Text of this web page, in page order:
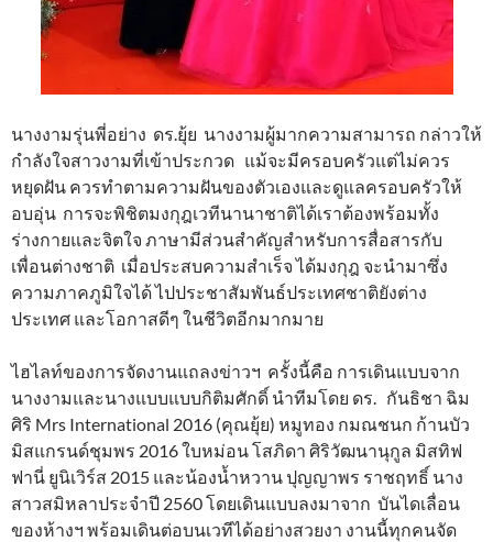
นางงามรุ่นพี่อย่าง ดร.ยุ้ย นางงามผู้มากความสามารถ กล่าวให้
กำลังใจสาวงามที่เข้าประกวด แม้จะมีครอบครัวแต่ไม่ควร
หยุดฝัน ควรทำตามความฝันของตัวเองและดูแลครอบครัวให้
อบอุ่น การจะพิชิตมงกุฎเวทีนานาชาติได้เราต้องพร้อมทั้ง
ร่างกายและจิตใจ ภาษามีส่วนสำคัญสำหรับการสื่อสารกับ
เพื่อนต่างชาติ เมื่อประสบความสำเร็จ ได้มงกุฎ จะนำมาซึ่ง
ความภาคภูมิใจได้ ไปประชาสัมพันธ์ประเทศชาติยังต่าง
ประเทศ และโอกาสดีๆ ในชีวิตอีกมากมาย
ไฮไลท์ของการจัดงานแถลงข่าวฯ ครั้งนี้คือ การเดินแบบจาก
นางงามและนางแบบแบบกิติมศักดิ์ นำทีมโดย ดร. กันธิชา ฉิม
ศิริ Mrs International 2016 (คุณยุ้ย) หมูทอง กมณชนก ก้านบัว
มิสแกรนด์ชุมพร 2016 ใบหม่อน โสภิดา ศิริวัฒนานุกูล มิสทิฟ
ฟานี่ ยูนิเวิร์ส 2015 และน้องน้ำหวาน ปุญญาพร ราชฤทธิ์ นาง
สาวสมิหลาประจำปี 2560 โดยเดินแบบลงมาจาก บันไดเลื่อน
ของห้างฯ พร้อมเดินต่อบนเวทีได้อย่างสวยงา งานนี้ทุกคนจัด